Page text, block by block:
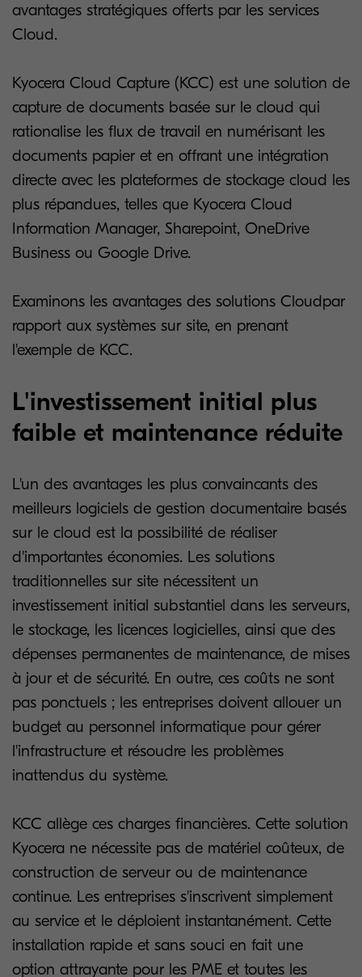
avantages stratégiques offerts par les services
Cloud.
Kyocera Cloud Capture (KCC) est une solution de
capture de documents basée sur le cloud qui
rationalise les flux de travail en numérisant les
documents papier et en offrant une intégration
directe avec les plateformes de stockage cloud les
plus répandues, telles que Kyocera Cloud
Information Manager, Sharepoint, OneDrive
Business ou Google Drive.
Examinons les avantages des solutions Cloudpar
rapport aux systèmes sur site, en prenant
l'exemple de KCC.
L'investissement initial plus
faible et maintenance réduite
L'un des avantages les plus convaincants des
meilleurs logiciels de gestion documentaire basés
sur le cloud est la possibilité de réaliser
d'importantes économies. Les solutions
traditionnelles sur site nécessitent un
investissement initial substantiel dans les serveurs,
le stockage, les licences logicielles, ainsi que des
dépenses permanentes de maintenance, de mises
à jour et de sécurité. En outre, ces coûts ne sont
pas ponctuels ; les entreprises doivent allouer un
budget au personnel informatique pour gérer
l'infrastructure et résoudre les problèmes
inattendus du système.
KCC allège ces charges financières. Cette solution
Kyocera ne nécessite pas de matériel coûteux, de
construction de serveur ou de maintenance
continue. Les entreprises s'inscrivent simplement
au service et le déploient instantanément. Cette
installation rapide et sans souci en fait une
option attrayante pour les PME et toutes les